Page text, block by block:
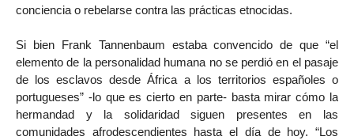
conciencia o rebelarse contra las prácticas etnocidas.
Si bien Frank Tannenbaum estaba convencido de que “el
elemento de la personalidad humana no se perdió en el pasaje
de los esclavos desde África a los territorios españoles o
portugueses” -lo que es cierto en parte- basta mirar cómo la
hermandad y la solidaridad siguen presentes en las
comunidades afrodescendientes hasta el día de hoy. “Los